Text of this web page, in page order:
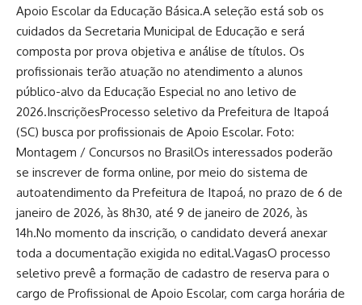
Apoio Escolar da Educação Básica.A seleção está sob os
cuidados da Secretaria Municipal de Educação e será
composta por prova objetiva e análise de títulos. Os
profissionais terão atuação no atendimento a alunos
público-alvo da Educação Especial no ano letivo de
2026.InscriçõesProcesso seletivo da Prefeitura de Itapoá
(SC) busca por profissionais de Apoio Escolar. Foto:
Montagem / Concursos no BrasilOs interessados poderão
se inscrever de forma online, por meio do sistema de
autoatendimento da Prefeitura de Itapoá, no prazo de 6 de
janeiro de 2026, às 8h30, até 9 de janeiro de 2026, às
14h.No momento da inscrição, o candidato deverá anexar
toda a documentação exigida no edital.VagasO processo
seletivo prevê a formação de cadastro de reserva para o
cargo de Profissional de Apoio Escolar, com carga horária de